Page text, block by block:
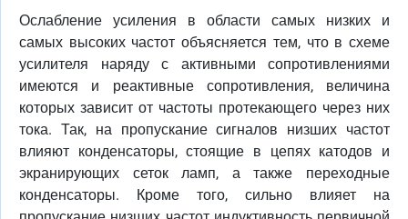
Ослабление усиления в области самых низких и
самых высоких частот объясняется тем, что в схеме
усилителя наряду с активными сопротивлениями
имеются и реактивные сопротивления, величина
которых зависит от частоты протекающего через них
тока. Так, на пропускание сигналов низших частот
влияют конденсаторы, стоящие в цепях катодов и
экранирующих сеток ламп, а также переходные
конденсаторы. Кроме того, сильно влияет на